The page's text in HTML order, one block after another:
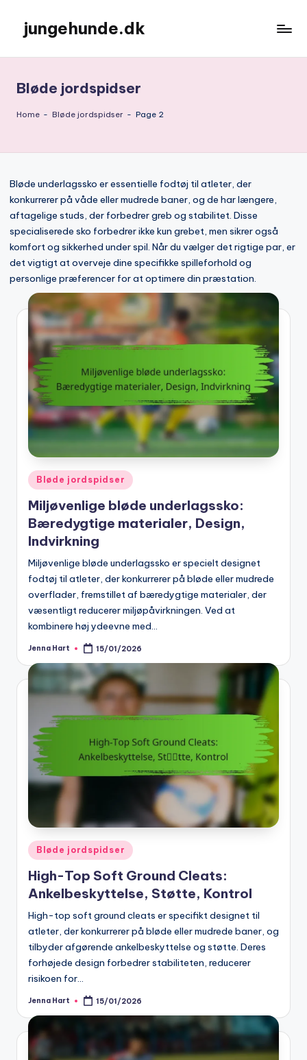
content
jungehunde.dk
Bløde jordspidser
Home - Bløde jordspidser - Page 2
Bløde underlagssko er essentielle fodtøj til atleter, der
konkurrerer på våde eller mudrede baner, og de har længere,
aftagelige studs, der forbedrer greb og stabilitet. Disse
specialiserede sko forbedrer ikke kun grebet, men sikrer også
komfort og sikkerhed under spil. Når du vælger det rigtige par, er
det vigtigt at overveje dine specifikke spilleforhold og
personlige præferencer for at optimere din præstation.
Posted
in
Bløde jordspidser
Miljøvenlige bløde underlagssko:
Bæredygtige materialer, Design,
Indvirkning
Miljøvenlige bløde underlagssko er specielt designet
fodtøj til atleter, der konkurrerer på bløde eller mudrede
overflader, fremstillet af bæredygtige materialer, der
væsentligt reducerer miljøpåvirkningen. Ved at
kombinere høj ydeevne med…
Posted
Jenna Hart 15/01/2026
Posted
in
Bløde jordspidser
High-Top Soft Ground Cleats:
Ankelbeskyttelse, Støtte, Kontrol
High-top soft ground cleats er specifikt designet til
atleter, der konkurrerer på bløde eller mudrede baner, og
tilbyder afgørende ankelbeskyttelse og støtte. Deres
forhøjede design forbedrer stabiliteten, reducerer
risikoen for…
Posted
Jenna Hart 15/01/2026